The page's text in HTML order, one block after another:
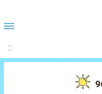
:::